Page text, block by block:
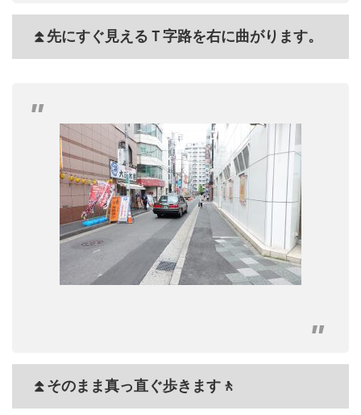
⏫先にすぐ見えるＴ字路を右に曲がります。
⏫そのまま真っ直ぐ歩きます🚶